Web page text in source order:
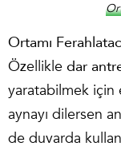
Ortamı
Özellikle dar
yaratabilmek için
aynayı dilersen
de duvarda